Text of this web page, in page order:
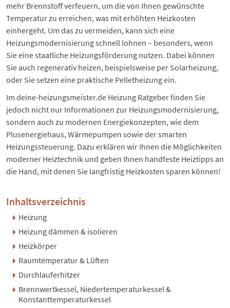
mehr Brennstoff verfeuern, um die von Ihnen gewünschte
Temperatur zu erreichen, was mit erhöhten Heizkosten
einhergeht. Um das zu vermeiden, kann sich eine
Heizungsmodernisierungschnell lohnen – besonders, wenn
Sie eine staatliche Heizungsförderung nutzen. Dabei können
Sie auch regenerativ heizen, beispielsweise per Solarheizung,
oder Sie setzen eine praktische Pelletheizungein.
Im deine-heizungsmeister.de Heizung Ratgeber finden Sie
jedoch nicht nur Informationen zur Heizungsmodernisierung,
sondern auch zu modernen Energiekonzepten, wie dem
Plusenergiehaus,Wärmepumpen sowie dersmarten
Heizungssteuerung. Dazu erklären wir Ihnen die Möglichkeiten
moderner Heiztechnik und geben Ihnen handfeste Heiztipps an
die Hand, mit denen Sie langfristig Heizkosten sparen können!
Inhaltsverzeichnis
Heizung
Heizung dämmen & isolieren
Heizkörper
Raumtemperatur & Lüften
Durchlauferhitzer
Brennwertkessel, Niedertemperaturkessel &
Konstanttemperaturkessel